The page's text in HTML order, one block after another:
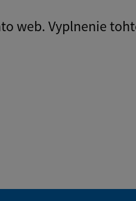
web. Vyplnenie